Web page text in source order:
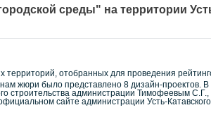
среды" на территории
территорий, отобранных для проведения
жюри было представлено 8 дизайн-проектов. В
строительства администрации Тимофеевым
сайте администрации Усть-Катавского